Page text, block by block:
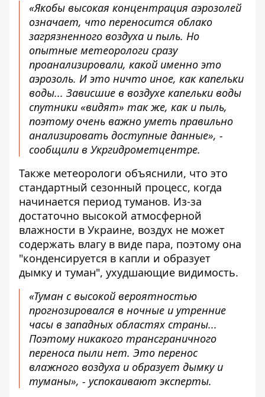
«Якобы высокая концентрация аэрозолей
означает, что переносится облако
загрязненного воздуха и пыль. Но
опытные метеорологи сразу
проанализировали, какой именно это
аэрозоль. И это ничто иное, как капельки
воды... Зависшие в воздухе капельки воды
спутники «видят» так же, как и пыль,
поэтому очень важно уметь правильно
анализировать доступные данные», -
сообщили в Укргидрометцентре.
Также метеорологи объяснили, что это
стандартный сезонный процесс, когда
начинается период туманов. Из-за
достаточно высокой атмосферной
влажности в Украине, воздух не может
содержать влагу в виде пара, поэтому она
"конденсируется в капли и образует
дымку и туман", ухудшающие видимость.
«Туман с высокой вероятностью
прогнозировался в ночные и утренние
часы в западных областях страны...
Поэтому никакого трансграничного
переноса пыли нет. Это перенос
влажного воздуха и образует дымку и
туманы», - успокаивают эксперты.